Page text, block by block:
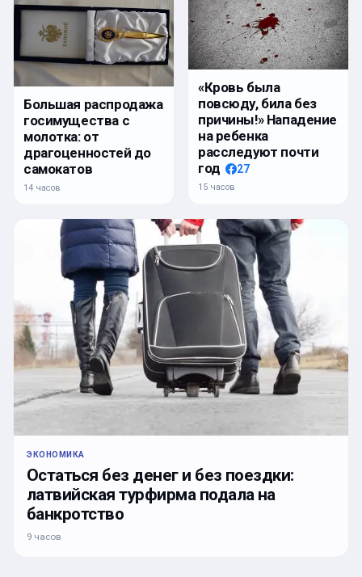
Большая распродажа
госимущества с
молотка: от
драгоценностей до
самокатов
14 часов
«Кровь была
повсюду, била без
причины!» Нападение
на ребенка
расследуют почти
год
27
15 часов
ЭКОНОМИКА
Остаться без денег и без поездки:
латвийская турфирма подала на
банкротство
9 часов